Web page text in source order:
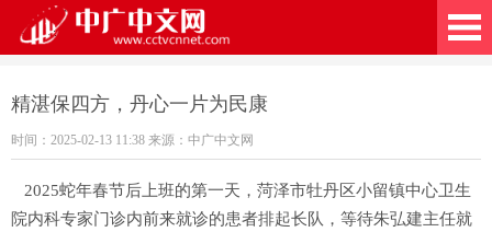
精湛保四方，丹心一片为民康
时间：2025-02-13 11:38 来源：中广中文网
2025蛇年春节后上班的第一天，菏泽市牡丹区小留镇中心卫生
院内科专家门诊内前来就诊的患者排起长队，等待朱弘建主任就